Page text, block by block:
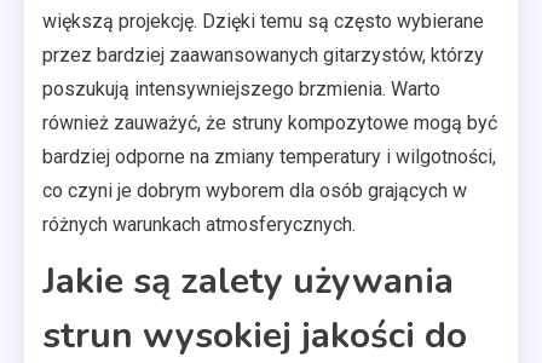
większą projekcję. Dzięki temu są często wybierane
przez bardziej zaawansowanych gitarzystów, którzy
poszukują intensywniejszego brzmienia. Warto
również zauważyć, że struny kompozytowe mogą być
bardziej odporne na zmiany temperatury i wilgotności,
co czyni je dobrym wyborem dla osób grających w
różnych warunkach atmosferycznych.
Jakie są zalety używania
strun wysokiej jakości do